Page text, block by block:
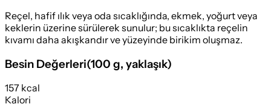
Reçel, hafif ılık veya oda sıcaklığında, ekmek, yoğurt veya
keklerin üzerine sürülerek sunulur; bu sıcaklıkta reçelin
kıvamı daha akışkandır ve yüzeyinde birikim oluşmaz.
Besin Değerleri(100 g, yaklaşık)
157 kcal
Kalori